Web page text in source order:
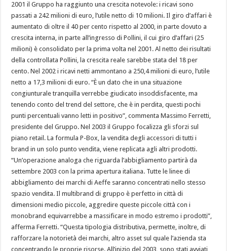
2001 il Gruppo ha raggiunto una crescita notevole: i ricavi sono
passati a 242 milioni di euro, l’utile netto di 10 milioni. Il giro d’affari è
aumentato di oltre il 40 per cento rispetto al 2000, in parte dovuto a
crescita interna, in parte all’ingresso di Pollini, il cui giro d’affari (25
milioni) è consolidato per la prima volta nel 2001. Al netto dei risultati
della controllata Pollini, la crescita reale sarebbe stata del 18 per
cento. Nel 2002 i ricavi netti ammontano a 250,4 milioni di euro, l’utile
netto a 17,3 milioni di euro. “È un dato che in una situazione
congiunturale tranquilla verrebbe giudicato insoddisfacente, ma
tenendo conto del trend del settore, che è in perdita, questi pochi
punti percentuali vanno letti in positivo”, commenta Massimo Ferretti,
presidente del Gruppo. Nel 2003 il Gruppo focalizza gli sforzi sul
piano retail. La formula P-Box, la vendita degli accessori di tutti i
brand in un solo punto vendita, viene replicata agli altri prodotti.
“Un’operazione analoga che riguarda l’abbigliamento partirà da
settembre 2003 con la prima apertura italiana. Tutte le linee di
abbigliamento dei marchi di Aeffe saranno concentrati nello stesso
spazio vendita. Il multibrand di gruppo è perfetto in città di
dimensioni medio piccole, aggredire queste piccole città con i
monobrand equivarrebbe a massificare in modo estremo i prodotti”,
afferma Ferretti. “Questa tipologia distributiva, permette, inoltre, di
rafforzare la notorietà dei marchi, altro asset sul quale l’azienda sta
concentrando le proprie risorse. All’inizio del 2003, sono stati avviati